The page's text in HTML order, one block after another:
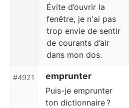
Évite d’ouvrir la
fenêtre, je n'ai pas
trop envie de sentir
de courants d’air
dans mon dos.
#4921 emprunter
Puis-je emprunter
ton dictionnaire ?